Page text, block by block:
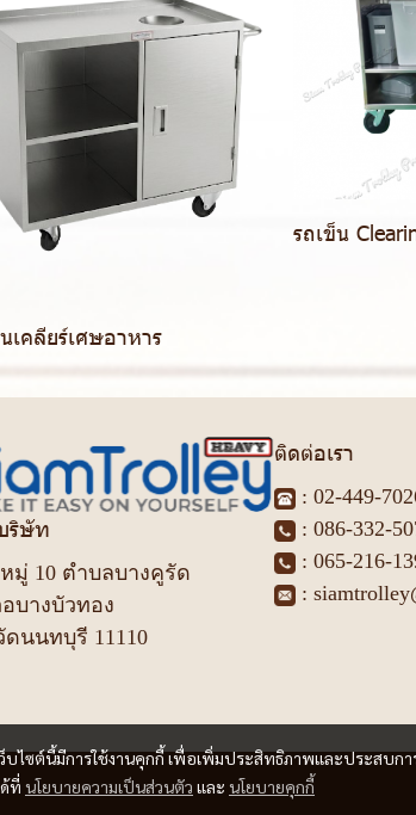
เคลียร์เศษอาหาร
รถเข็น
บไซต์นี้มีการใช้งานคุกกี้ เพื่อเพิ่มประสิทธิภาพและประสบก
ที่ นโยบายความเป็นส่วนตัว และ นโยบายคุกกี้
ริษัท
หมู่ 10 ตำบลบางคูรัด
อบางบัวทอง
ดนนทบุรี 11110
ติดต่อเรา
: 02-449-
: 086-332-
: 065-216-
: